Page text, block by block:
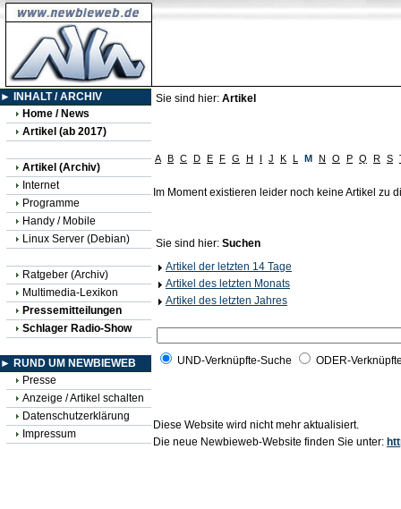
► INHALT / ARCHIV
Home / News
Artikel (ab 2017)
Artikel (Archiv)
Internet
Programme
Handy / Mobile
Linux Server (Debian)
Ratgeber (Archiv)
Multimedia-Lexikon
Pressemitteilungen
Schlager Radio-Show
► RUND UM NEWBIEWEB
Presse
Anzeige / Artikel schalten
Datenschutzerklärung
Impressum
Sie sind hier: Artikel
A B C D E F G H I J K L M N O P Q R S
Im Moment existieren leider noch keine Artikel zu
Sie sind hier: Suchen
Artikel der letzten 14 Tage
Artikel des letzten Monats
Artikel des letzten Jahres
UND-Verknüpfte-Suche ODER-
Diese Website wird nicht mehr aktualisiert.
Die neue Newbieweb-Website finden Sie unter: